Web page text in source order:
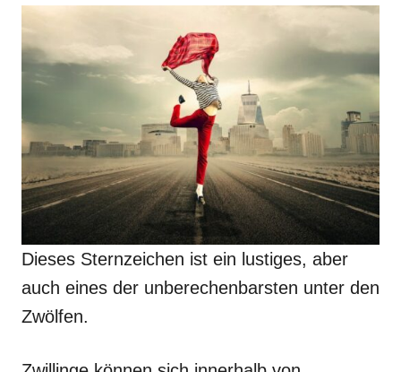
Dieses Sternzeichen ist ein lustiges, aber
auch eines der unberechenbarsten unter den
Zwölfen.